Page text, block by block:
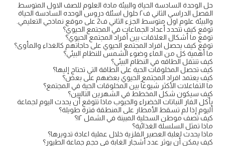
حل الوحدة السادسة الحياة والبيئة مادة العلوم للصف الاول المتوسط
الفصل الدراسي الثاني ف٢ حلول اسئلة دروس الوحده السادسة الحياة
والبيئة علوم اول متوسط الجزء الثاني ف2 على موقع نماذجي التعليمي.
توقع كيف تتحدد أعداد الجماعات في المجتمع الحيوي؟
توقع ما أشكال العلاقات بين أفراد المجتمع الحيوي؟
توقع كيف يحصل افراد المجتمع الحيوي على حاجاتهم كالغذاء والمأوى؟
ما أهمية كل من الماء وضوء الشمس للنظام البيئي؟
كيف تنتقل الطاقه في النظام البيئي؟
كيف تحصل المخلوقات الحية على الطاقة التي تحتاج إليها؟
كيف يعتمد افراد المجتمع الحيوي بعضهم على بعض؟
ما التفاعلات الأكثر شيوعاً بين المخلوقات الحية في المجتمع؟
كيف سيكون شكل المخطط في الشهرين التاليين؟
يأكل الفار النباتات الخضراء والحبوب ماذا تتوقع أن يحدث اليوم لجماعة
أليوم إذا لم تسقط الأمطار على المنطقة فترة طويلة؟
كيف تصف موطن السحلية المبينة في الشمل ١٢؟
ماذا تمثل السلسلة الغذائية؟
ماذا يحدث لعلبة العصير الفلزية خلال عملية اعادة تدويرها؟
كيف يمكن أن يوثر عدد أشجار الغابة في حجم جماعة الطيور؟